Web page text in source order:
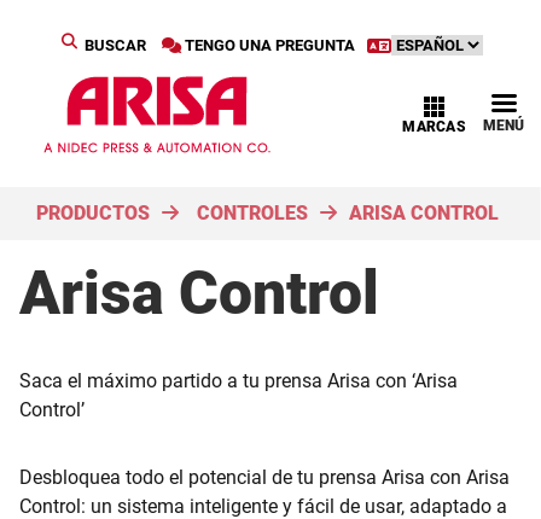
TENGO UNA PREGUNTA
BUSCAR
MENÚ
MARCAS
PRODUCTOS CONTROLES ARISA CONTROL
Arisa Control
Saca el máximo partido a tu prensa Arisa con ‘Arisa
Control’
Desbloquea todo el potencial de tu prensa Arisa con Arisa
Control: un sistema inteligente y fácil de usar, adaptado a